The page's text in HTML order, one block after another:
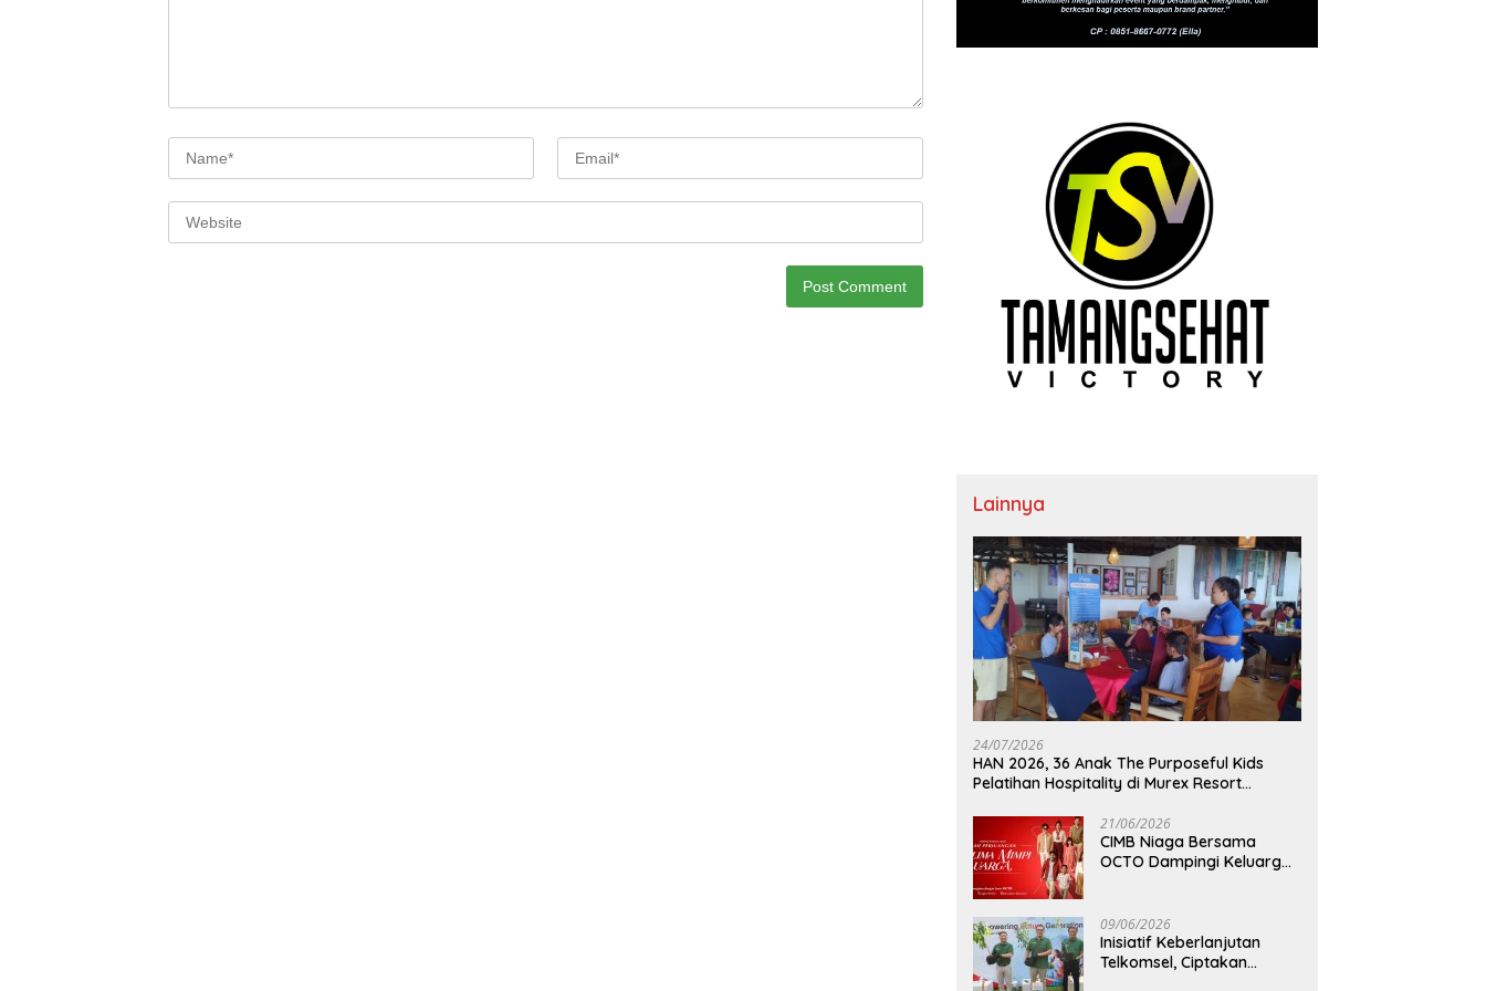
Lainnya
24/07/2026
HAN 2026, 36 Anak The Purposeful Kids
Pelatihan Hospitality di Murex Resort
21/06/2026
CIMB Niaga Bersama
OCTO Dampingi Keluarga
09/06/2026
Inisiatif Keberlanjutan
Telkomsel, Ciptakan